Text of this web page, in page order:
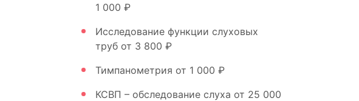
1 000 ₽
Исследование функции слуховых
трубот 3 800 ₽
Тимпанометрия от 1 000 ₽
КСВП – обследование слуха от 25 000